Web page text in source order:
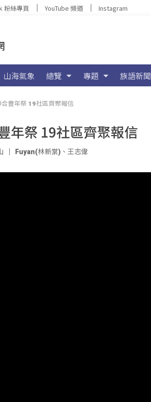
粉絲專頁 YouTube 頻道 Instagram
山海氣象 總覽 專題 族語新聞
豐年祭 19社區齊聚報信
年祭 19社區齊聚報信
Fuyan(林新棠) 、 王志偉